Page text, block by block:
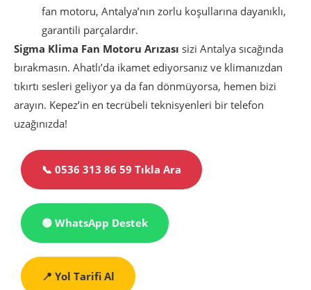
fan motoru, Antalya’nın zorlu koşullarına dayanıklı,
garantili parçalardır.
Sigma Klima Fan Motoru Arızası sizi Antalya sıcağında
bırakmasın. Ahatlı’da ikamet ediyorsanız ve klimanızdan
tıkırtı sesleri geliyor ya da fan dönmüyorsa, hemen bizi
arayın. Kepez’in en tecrübeli teknisyenleri bir telefon
uzağınızda!
📞 0536 313 86 59 Tıkla Ara
🟢 WhatsApp Destek
📍 Yol Tarifi Al